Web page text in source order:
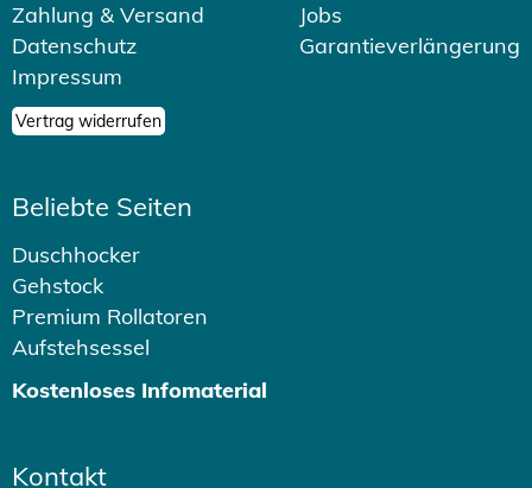
Zahlung & Versand
Datenschutz
Impressum
Vertrag widerrufen
Jobs
Garantieverlängerung
Beliebte Seiten
Duschhocker
Gehstock
Premium Rollatoren
Aufstehsessel
Kostenloses Infomaterial
Kontakt